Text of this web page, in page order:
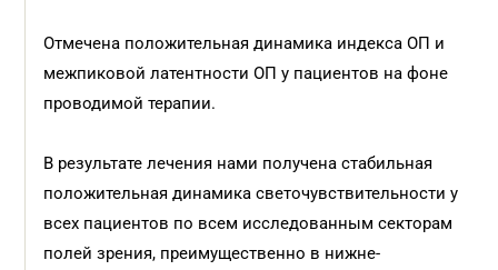
Отмечена положительная динамика индекса ОП и
межпиковой латентности ОП у пациентов на фоне
проводимой терапии.
В результате лечения нами получена стабильная
положительная динамика светочувствительности у
всех пациентов по всем исследованным секторам
полей зрения, преимущественно в нижне-